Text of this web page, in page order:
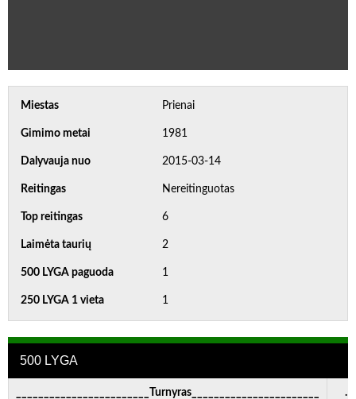
Miestas Prienai
Gimimo metai 1981
Dalyvauja nuo 2015-03-14
Reitingas Nereitinguotas
Top reitingas 6
Laimėta taurių 2
500 LYGA paguoda 1
250 LYGA 1 vieta 1
500 LYGA
________________________Turnyras_______________________ . . .